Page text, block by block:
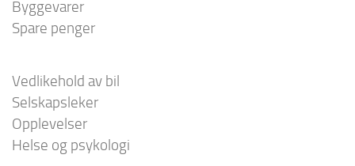
Byggevarer
Spare penger
Vedlikehold av bil
Selskapsleker
Opplevelser
Helse og psykologi